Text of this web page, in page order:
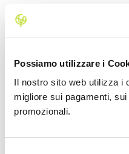
Possiamo utilizzare i
Il nostro sito web utilizza i
migliore sui pagamenti,
promozionali.
b^onus de registro na
Du t tin din t 10 months